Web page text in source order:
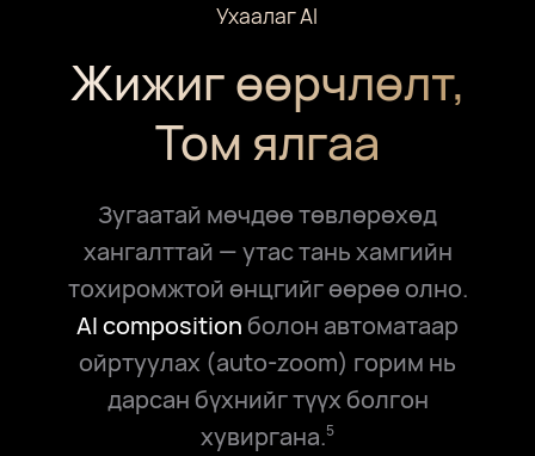
Ухаалаг AI
Жижиг өөрчлөлт,
Том ялгаа
Зугаатай мөчдөө төвлөрөхөд
хангалттай — утас тань хамгийн
тохиромжтой өнцгийг өөрөө олно.
AI compositionболон автоматаар
ойртуулах (auto-zoom) горим нь
дарсан бүхнийг түүх болгон
хувиргана.5